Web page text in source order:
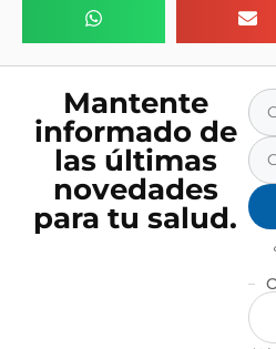
Mantente
informado de
las últimas
novedades
para tu salud.